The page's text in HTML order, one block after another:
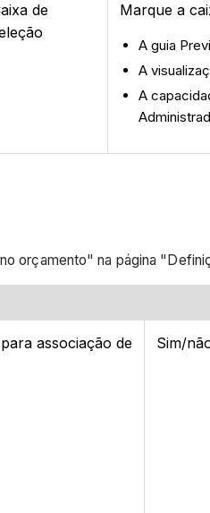
de
Marque a
A guia
A
A
orçamento" na página
associação de
Sim/